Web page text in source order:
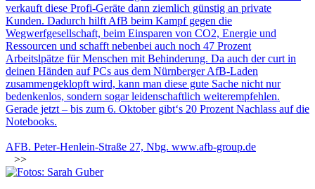
verkauft diese Profi-Geräte dann ziemlich günstig an private
Kunden. Dadurch hilft AfB beim Kampf gegen die
Wegwerfgesellschaft, beim Einsparen von CO2, Energie und
Ressourcen und schafft nebenbei auch noch 47 Prozent
Arbeitslpätze für Menschen mit Behinderung. Da auch der curt in
deinen Händen auf PCs aus dem Nürnberger AfB-Laden
zusammengeklopft wird, kann man diese gute Sache nicht nur
bedenkenlos, sondern sogar leidenschaftlich weiterempfehlen.
Gerade jetzt – bis zum 6. Oktober gibt‘s 20 Prozent Nachlass auf die
Notebooks.
AFB. Peter-Henlein-Straße 27, Nbg. www.afb-group.de
>>